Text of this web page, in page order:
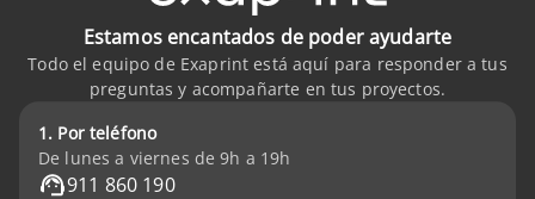
Estamos encantados de poder ayudarte
Todo el equipo de Exaprint está aquí para responder a tus
preguntas y acompañarte en tus proyectos.
1. Por teléfono
De lunes a viernes de 9h a 19h
911 860 190